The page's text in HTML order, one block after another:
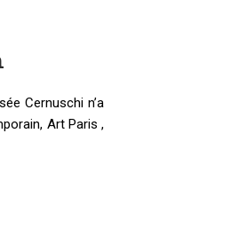
Cernuschi n’a
Art Paris ,